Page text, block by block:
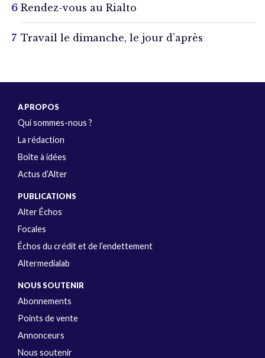
Rendez-vous au Rialto
Travail le dimanche, le jour d’après
A PROPOS
Qui sommes-nous ?
La rédaction
Boîte à idées
Actus d’Alter
PUBLICATIONS
Alter Échos
Focales
Échos du crédit et de l’endettement
Altermedialab
NOUS SOUTENIR
Abonnements
Points de vente
Annonceurs
Nous soutenir